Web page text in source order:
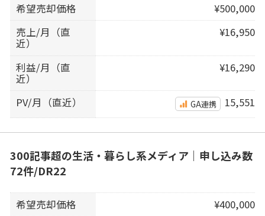
希望売却価格
¥500,000
売上/月（直
近）
¥16,950
利益/月（直
近）
¥16,290
PV/月（直近） GA連携 15,551
300記事超の生活・暮らし系メディア｜申し込み数
72件/DR22
希望売却価格
¥400,000